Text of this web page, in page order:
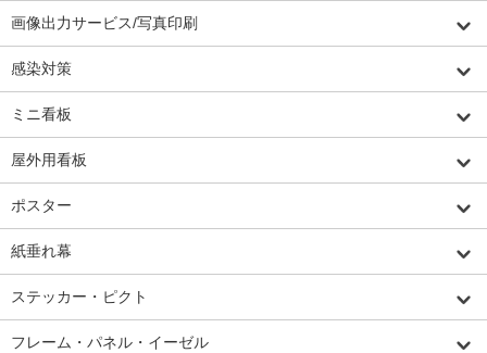
画像出力サービス/写真印刷
感染対策
ミニ看板
屋外用看板
ポスター
紙垂れ幕
ステッカー・ピクト
フレーム・パネル・イーゼル